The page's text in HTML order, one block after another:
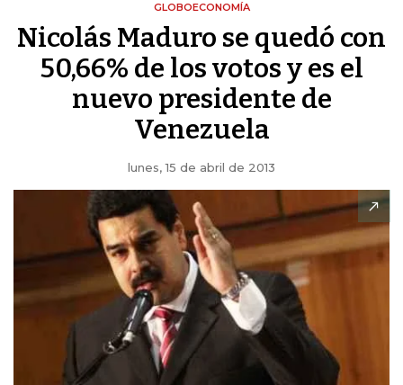
GLOBOECONOMÍA
Nicolás Maduro se quedó con
50,66% de los votos y es el
nuevo presidente de
Venezuela
lunes, 15 de abril de 2013